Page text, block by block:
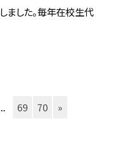
ました。毎年在校生代
69 70 »